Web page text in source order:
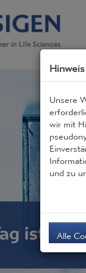
Unsere
wir mit
und zu
Alle